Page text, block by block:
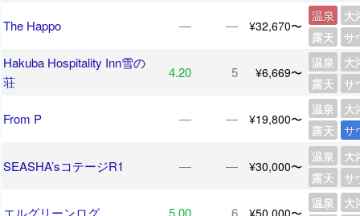
The Happo ― ― ¥32,670〜
温泉
大
露天
サ
Hakuba Hospitality Inn雪の
荘
4.20 5 ¥6,669〜
温泉
大
露天
サ
From P ― ― ¥19,800〜
温泉
大
露天
サ
SEASHA’sコテージR1 ― ― ¥30,000〜
温泉
大
露天
サ
エルグリーンログ 5.00 6 ¥50,000〜
温泉
大